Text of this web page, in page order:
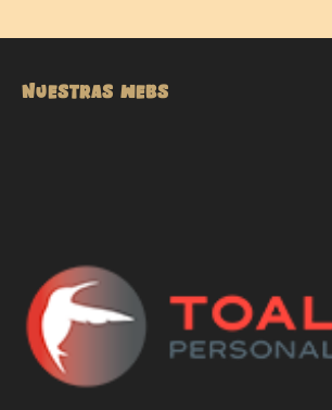
NUESTRAS WEBS